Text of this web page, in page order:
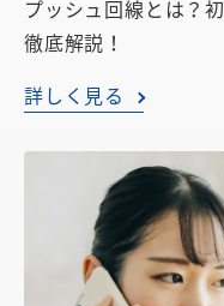
プッシュ回線とは？
徹底解説！
詳しく見る